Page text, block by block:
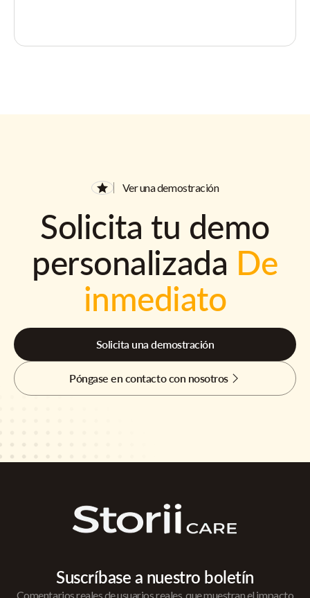
Ver una demostración
Solicita tu demo
personalizada De
inmediato
Solicita una demostración
Póngase en contacto con nosotros
Suscríbase a nuestro boletín
Comentarios reales de usuarios reales, que muestran el impacto